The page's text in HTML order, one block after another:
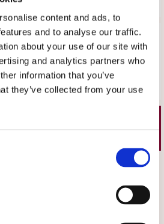
content and ads, to
and to analyse our traffic.
about your use of our site with
and analytics partners who
information that you’ve
they’ve collected from your use
har inga recensioner
en recension
Välj storlek